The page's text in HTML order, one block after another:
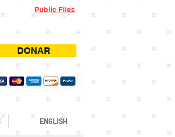
Public Files
de Adoración
ENGLISH
DONAR